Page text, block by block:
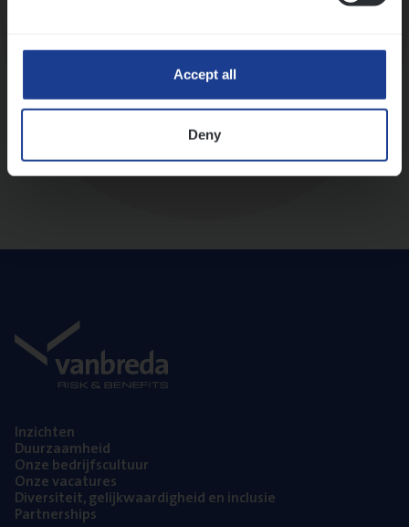
Accept all
Deny
Inzich­ten
Duur­zaam­heid
Onze bedrijfs­cul­tuur
Onze vaca­tu­res
Diver­si­teit, gelijk­waar­dig­heid en inclusie
Part­ner­ships